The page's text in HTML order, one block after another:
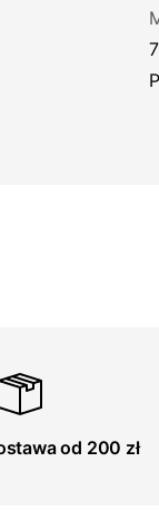
75% Bawełna Organiczna, 25%
od 200 zł